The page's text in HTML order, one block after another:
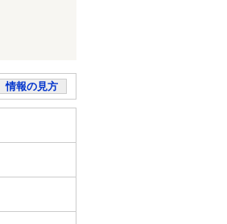
情報の見方